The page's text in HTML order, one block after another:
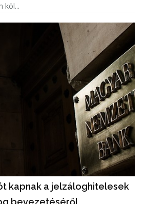
köl...
kapnak a jelzáloghitelesek
bevezetéséről